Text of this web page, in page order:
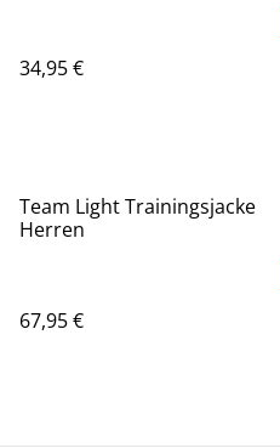
34,95 €
Team Light Trainingsjacke
Herren
67,95 €